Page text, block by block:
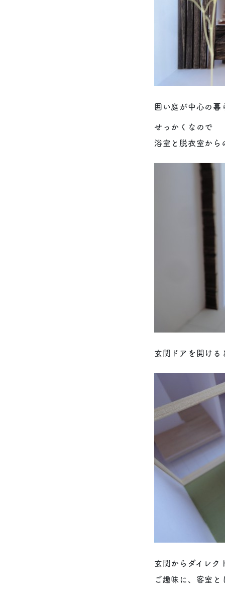
囲い庭が中心の暮
せっかくなので
浴室と脱衣室から
玄関ドアを開ける
玄関からダイレク
ご趣味に、客室と